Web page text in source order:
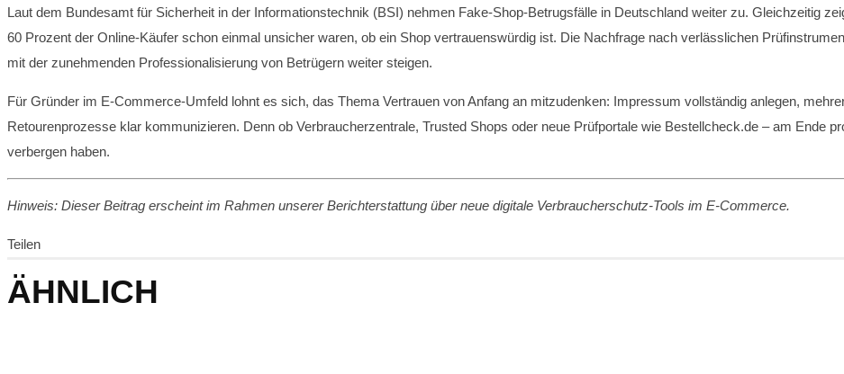
Laut dem Bundesamt für Sicherheit in der Informationstechnik (BSI) nehmen Fake-Shop-Betrugsfälle in Deutschland weiter zu. Gleichzeitig
60 Prozent der Online-Käufer schon einmal unsicher waren, ob ein Shop vertrauenswürdig ist. Die Nachfrage nach verlässlichen
mit der zunehmenden Professionalisierung von Betrügern weiter steigen.
Für Gründer im E-Commerce-Umfeld lohnt es sich, das Thema Vertrauen von Anfang an mitzudenken: Impressum vollständig anlegen,
Retourenprozesse klar kommunizieren. Denn ob Verbraucherzentrale, Trusted Shops oder neue Prüfportale wie Bestellcheck.de – am Ende
verbergen haben.
Hinweis: Dieser Beitrag erscheint im Rahmen unserer Berichterstattung über neue digitale Verbraucherschutz-Tools im E-Commerce.
Teilen
ÄHNLICH